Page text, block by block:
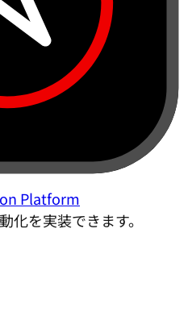
Platform
化を実装できます。